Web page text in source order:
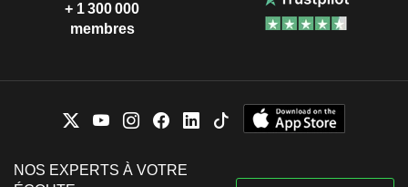
+ 1 300 000
membres
NOS EXPERTS À VOTRE